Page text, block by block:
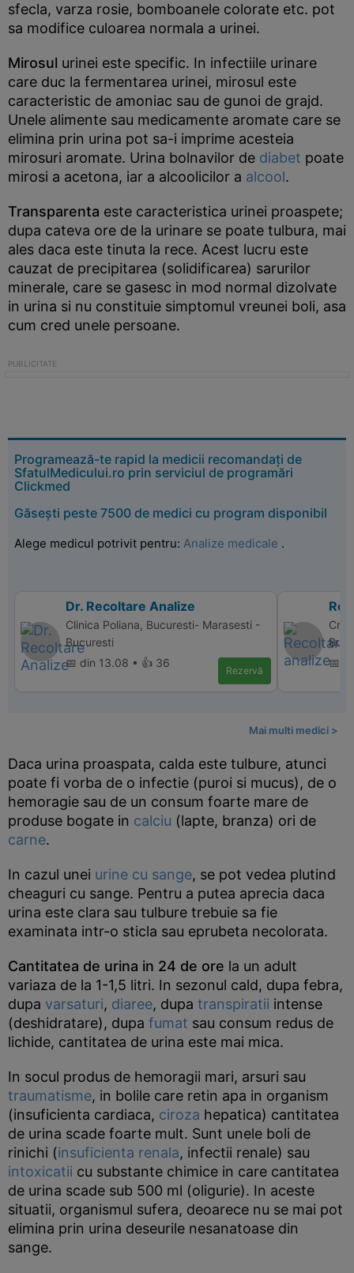
sfecla, varza rosie, bomboanele colorate etc. pot
sa modifice culoarea normala a urinei.
Mirosul urinei este specific. In infectiile urinare
care duc la fermentarea urinei, mirosul este
caracteristic de amoniac sau de gunoi de grajd.
Unele alimente sau medicamente aromate care se
elimina prin urina pot sa-i imprime acesteia
mirosuri aromate. Urina bolnavilor de diabet poate
mirosi a acetona, iar a alcoolicilor a alcool.
Transparenta este caracteristica urinei proaspete;
dupa cateva ore de la urinare se poate tulbura, mai
ales daca este tinuta la rece. Acest lucru este
cauzat de precipitarea (solidificarea) sarurilor
minerale, care se gasesc in mod normal dizolvate
in urina si nu constituie simptomul vreunei boli, asa
cum cred unele persoane.
Programează-te rapid la medicii recomandați de
SfatulMedicului.ro prin serviciul de programări
Clickmed
Găsești peste 7500 de medici cu program disponibil
Alege medicul potrivit pentru: Analize medicale .
Dr. Recoltare Analize
Clinica Poliana, Bucuresti- Marasesti -
Bucuresti
📅 din 13.08 • 👍 36
Rezervă
Cris
📅
Mai multi medici >
Daca urina proaspata, calda este tulbure, atunci
poate fi vorba de o infectie (puroi si mucus), de o
hemoragie sau de un consum foarte mare de
produse bogate in calciu (lapte, branza) ori de
carne.
In cazul unei urine cu sange, se pot vedea plutind
cheaguri cu sange. Pentru a putea aprecia daca
urina este clara sau tulbure trebuie sa fie
examinata intr-o sticla sau eprubeta necolorata.
Cantitatea de urina in 24 de ore la un adult
variaza de la 1-1,5 litri. In sezonul cald, dupa febra,
dupa varsaturi, diaree, dupa transpiratii intense
(deshidratare), dupa fumat sau consum redus de
lichide, cantitatea de urina este mai mica.
In socul produs de hemoragii mari, arsuri sau
traumatisme, in bolile care retin apa in organism
(insuficienta cardiaca, ciroza hepatica) cantitatea
de urina scade foarte mult. Sunt unele boli de
rinichi (insuficienta renala, infectii renale) sau
intoxicatii cu substante chimice in care cantitatea
de urina scade sub 500 ml (oligurie). In aceste
situatii, organismul sufera, deoarece nu se mai pot
elimina prin urina deseurile nesanatoase din
sange.